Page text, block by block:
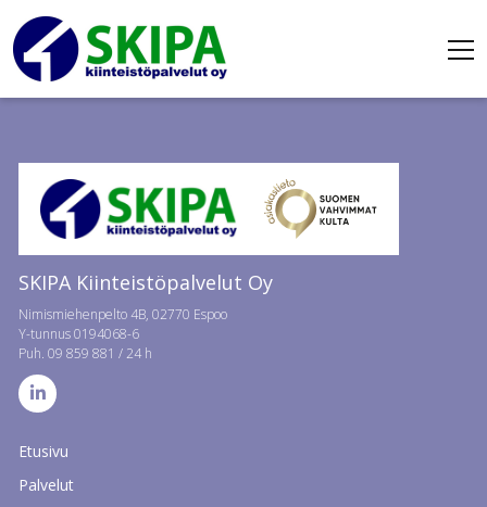
SKIPA Kiinteistöpalvelut Oy
Nimismiehenpelto 4B, 02770 Espoo
Y-tunnus 0194068-6
Puh. 09 859 881 / 24 h
Etusivu
Palvelut